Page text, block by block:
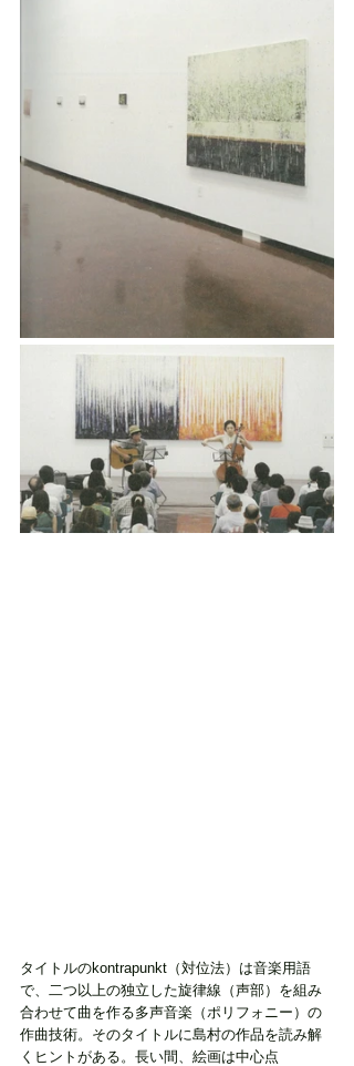
タイトルのkontrapunkt（対位法）は音楽用語
で、二つ以上の独立した旋律線（声部）を組み
合わせて曲を作る多声音楽（ポリフォニー）の
作曲技術。そのタイトルに島村の作品を読み解
くヒントがある。長い間、絵画は中心点